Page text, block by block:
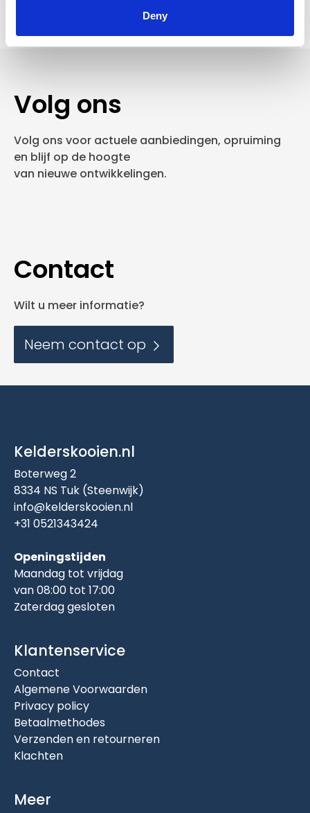
Deny
Volg ons
Volg ons voor actuele aanbiedingen, opruiming
en blijf op de hoogte
van nieuwe ontwikkelingen.
Contact
Wilt u meer informatie?
Neem contact op
Kelderskooien.nl
Boterweg 2
8334 NS Tuk (Steenwijk)
info@kelderskooien.nl
+31 0521343424
Openingstijden
Maandag tot vrijdag
van 08:00 tot 17:00
Zaterdag gesloten
Klantenservice
Contact
Algemene Voorwaarden
Privacy policy
Betaalmethodes
Verzenden en retourneren
Klachten
Meer